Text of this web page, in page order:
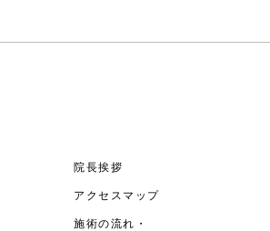
院長挨拶
アクセスマップ
施術の流れ・